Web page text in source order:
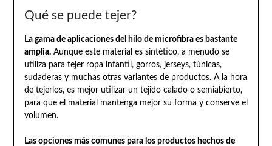
Qué se puede tejer?
La gama de aplicaciones del hilo de microfibra es bastante
amplia.Aunque este material es sintético, a menudo se
utiliza para tejer ropa infantil, gorros, jerseys, túnicas,
sudaderas y muchas otras variantes de productos. A la hora
de tejerlos, es mejor utilizar un tejido calado o semiabierto,
para que el material mantenga mejor su forma y conserve el
volumen.
Las opciones más comunes para los productos hechos de